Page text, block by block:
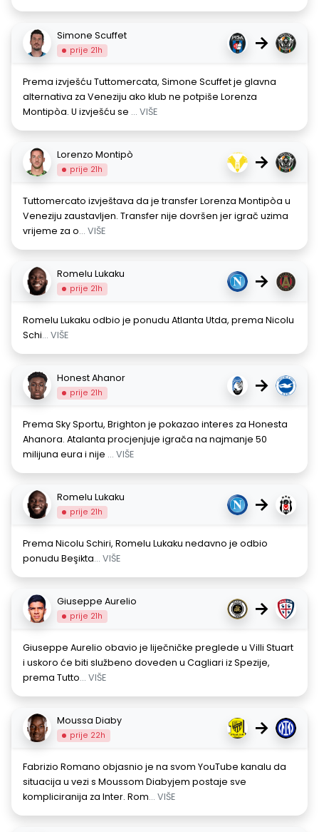
Simone Scuffet
prije 21h →
Prema izvješću Tuttomercata, Simone Scuffet je glavna
alternativa za Veneziju ako klub ne potpiše Lorenza
Montipòa. U izvješću se ... VIŠE
Lorenzo Montipò
prije 21h →
Tuttomercato izvještava da je transfer Lorenza Montipòa u
Veneziju zaustavljen. Transfer nije dovršen jer igrač uzima
vrijeme za o... VIŠE
Romelu Lukaku
prije 21h →
Romelu Lukaku odbio je ponudu Atlanta Utda, prema Nicolu
Schi... VIŠE
Honest Ahanor
prije 21h →
Prema Sky Sportu, Brighton je pokazao interes za Honesta
Ahanora. Atalanta procjenjuje igrača na najmanje 50
milijuna eura i nije ... VIŠE
Romelu Lukaku
prije 21h →
Prema Nicolu Schiri, Romelu Lukaku nedavno je odbio
ponudu Beşikta... VIŠE
Giuseppe Aurelio
prije 21h →
Giuseppe Aurelio obavio je liječničke preglede u Villi Stuart
i uskoro će biti službeno doveden u Cagliari iz Spezije,
prema Tutto... VIŠE
Moussa Diaby
prije 22h →
Fabrizio Romano objasnio je na svom YouTube kanalu da
situacija u vezi s Moussom Diabyjem postaje sve
kompliciranija za Inter. Rom... VIŠE